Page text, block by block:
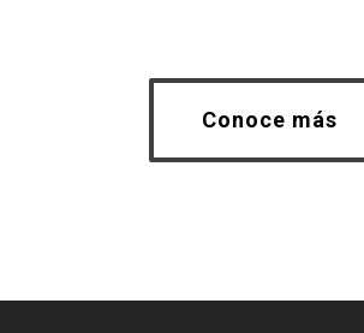
Conoce más